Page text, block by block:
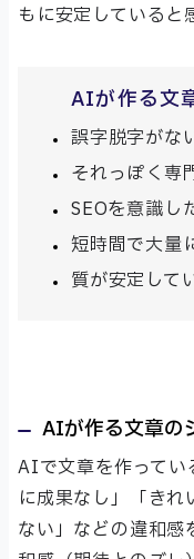
もに安定していると
AIが作る文
誤字脱字がな
それっぽく専
SEOを意識し
短時間で大量
質が安定して
AIが作る文章の
AIで文章を作ってい
に成果なし」「き
ない」などの違和感